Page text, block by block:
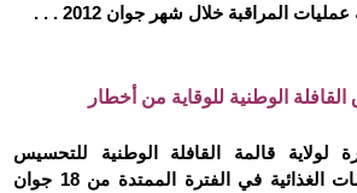
المراقبة خلال شهر جوان 2012 . . .
القافلة الوطنية للوقاية من أخطار
لولاية قالمة القافلة الوطنية للتحسيس
والوقاية من التسممات الغذائية في الفترة الممتدة من 18 جوان